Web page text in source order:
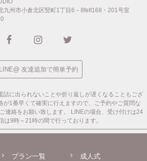
九州市小倉北区竪町1丁目6－8felt168・201号室
LINE@ 友達追加で簡単予約
話に出られないことや折り返しが遅くなることもござ
が1番早くて確実に行えますので、ご予約やご質問な
連絡をお願い致します。
LINEの場合、受け付けは24
は9時～21時の間で行っております。
プラン一覧
成人式